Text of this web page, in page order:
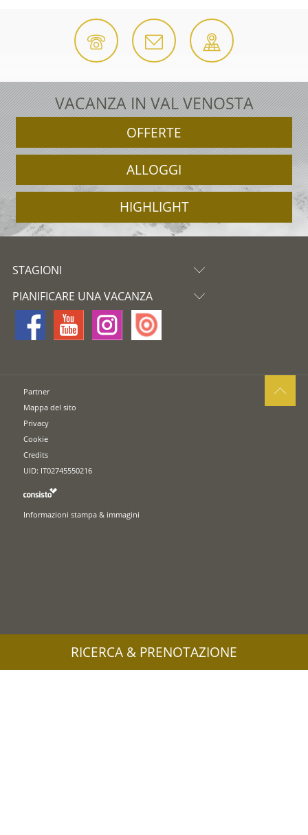
VACANZA IN VAL VENOSTA
OFFERTE
ALLOGGI
HIGHLIGHT
STAGIONI
PIANIFICARE UNA VACANZA
Partner
Mappa del sito
Privacy
Cookie
Credits
UID: IT02745550216
Informazioni stampa & immagini
RICERCA & PRENOTAZIONE